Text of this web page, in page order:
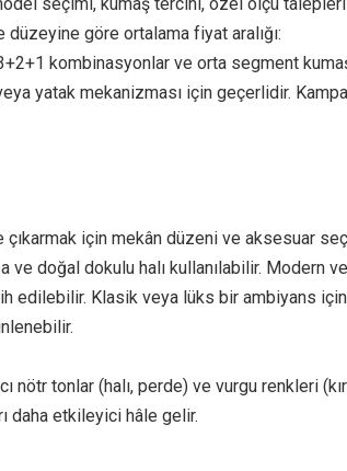
göre ortalama fiyat aralığı:
kombinasyonlar ve orta segment
yatak mekanizması için geçerlidir.
çıkarmak için mekân düzeni ve aksesuar
ve doğal dokulu halı kullanılabilir. Modern
edilebilir. Klasik veya lüks bir ambiyans
nötr tonlar (halı, perde) ve vurgu renkleri
daha etkileyici hâle gelir.